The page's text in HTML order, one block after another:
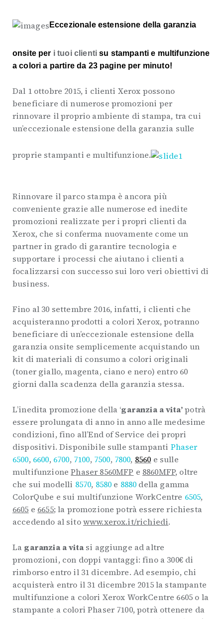
Eccezionale estensione della garanzia
onsite per i tuoi clientisu stampanti e multifunzione
a colori a partire da 23 pagine per minuto!
Dal 1 ottobre 2015, i clienti Xerox possono
beneficiare di numerose promozioni per
rinnovare il proprio ambiente di stampa, tra cui
un’eccezionale estensione della garanzia sulle
proprie stampanti e multifunzione.
Rinnovare il parco stampa è ancora più
conveniente grazie alle numerose ed inedite
promozioni realizzate per i propri clienti da
Xerox, che si conferma nuovamente come un
partner in grado di garantire tecnologia e
supportare i processi che aiutano i clienti a
focalizzarsi con successo sui loro veri obiettivi di
business.
Fino al 30 settembre 2016, infatti, i clienti che
acquisteranno prodotti a colori Xerox, potranno
beneficiare di un’eccezionale estensione della
garanzia onsite semplicemente acquistando un
kit di materiali di consumo a colori originali
(toner giallo, magenta, ciano e nero) entro 60
giorni dalla scadenza della garanzia stessa.
L’inedita promozione della ‘garanzia a vita’potrà
essere prolungata di anno in anno alle medesime
condizioni, fino all’End of Service dei propri
dispositivi. Disponibile sulle stampanti Phaser
6500, 6600, 6700, 7100, 7500, 7800, 8560 e sulle
multifunzionePhaser 8560MFP e 8860MFP, oltre
che sui modelli 8570, 8580 e 8880 della gamma
ColorQube e sui multifunzione WorkCentre 6505,
6605 e 6655; la promozione potrà essere richiesta
accedendo al sitowww.xerox.it/richiedi.
La garanzia a vitasi aggiunge ad altre
promozioni, con doppi vantaggi: fino a 300€ di
rimborso entro il 31 dicembre. Ad esempio, chi
acquisterà entro il 31 dicembre 2015 la stampante
multifunzione a colori Xerox WorkCentre 6605 o la
stampante a colori Phaser 7100, potrà ottenere da